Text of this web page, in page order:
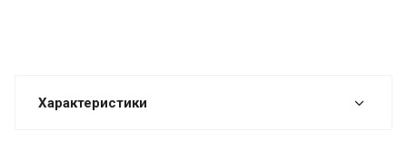
Характеристики